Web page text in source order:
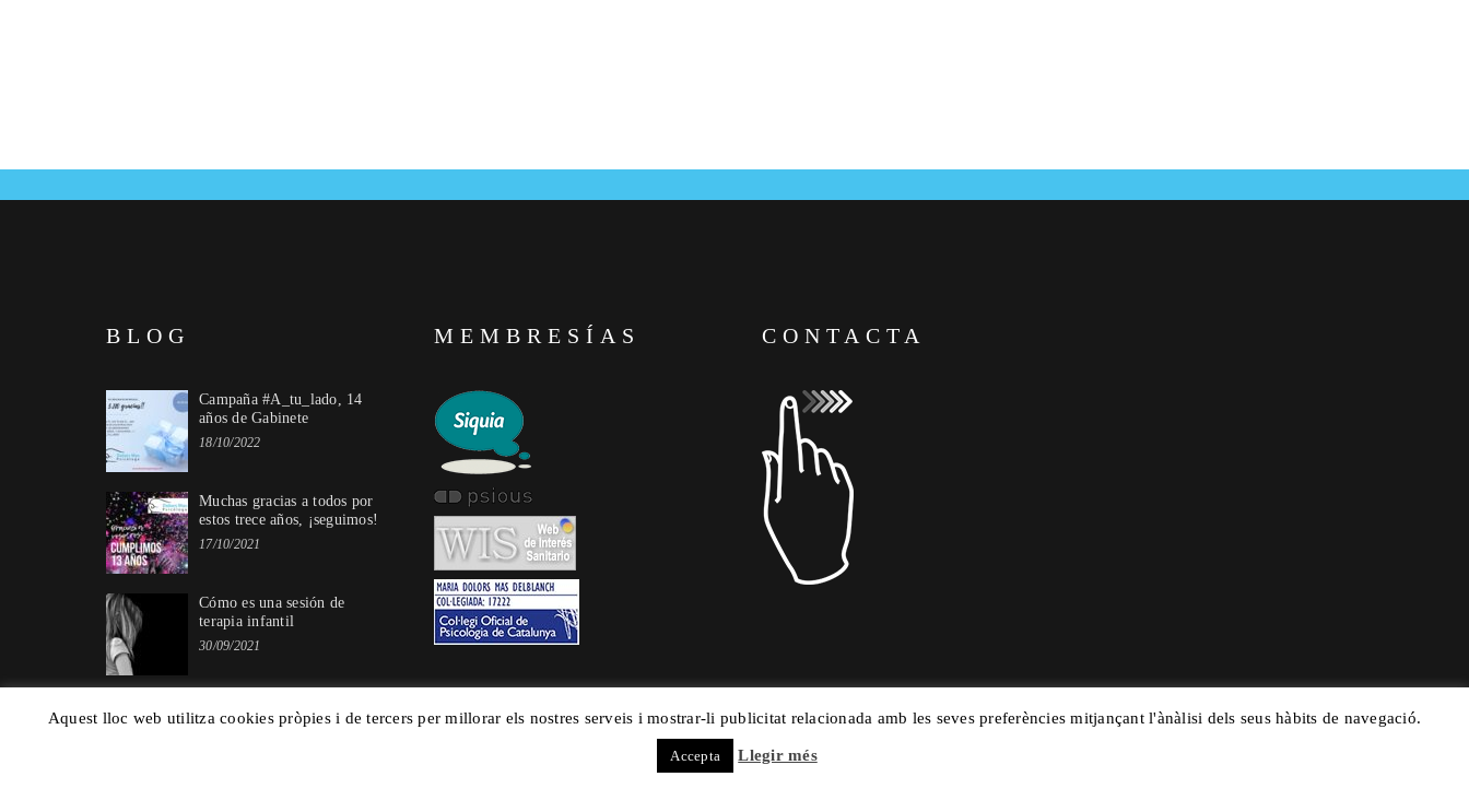
BLOG
Campaña #A_tu_lado, 14
años de Gabinete
18/10/2022
Muchas gracias a todos por
estos trece años, ¡seguimos!
17/10/2021
Cómo es una sesión de
terapia infantil
30/09/2021
MEMBRESÍAS CONTACTA
Aquest lloc web utilitza cookies pròpies i de tercers per millorar els nostres serveis i mostrar-li publicitat relacionada amb les seves preferències mitjançant l'ànàlisi dels seus hàbits de navegació.
Accepta Llegir més